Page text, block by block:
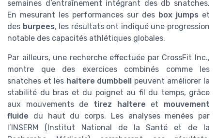
notable des capacités athlétiques globales.
Par ailleurs, une recherche effectuée par CrossFit Inc.,
montre que des exercices combinés comme les
snatches et les
haltere dumbbell
peuvent améliorer la
stabilité du bras et du poignet au fil du temps, grâce
aux mouvements de
tirez haltere et mouvement
fluidedu haut du corps. Les analyses menées par
l’INSERM (Institut National de la Santé et de la
Recherche Médicale) corroborent ces résultats,
soulignant la grande utilité de ces exercices pour des
wod
variés en box drop comme CrossFit Louvre